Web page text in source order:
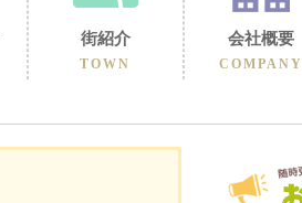
街紹介
TOWN
会社概要
COMPANY